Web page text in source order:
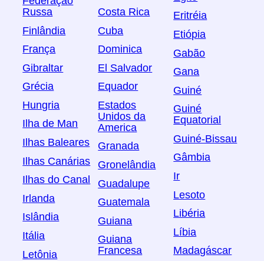
Russa
Finlândia
França
Gibraltar
Grécia
Hungria
Ilha de Man
Ilhas Baleares
Ilhas Canárias
Ilhas do Canal
Irlanda
Islândia
Itália
Letônia
Costa Rica
Cuba
Dominica
El Salvador
Equador
Estados
Unidos da
America
Granada
Gronelândia
Guadalupe
Guatemala
Guiana
Guiana
Francesa
Eritréia
Etiópia
Gabão
Gana
Guiné
Guiné
Equatorial
Guiné-Bissau
Gâmbia
Ir
Lesoto
Libéria
Líbia
Madagáscar